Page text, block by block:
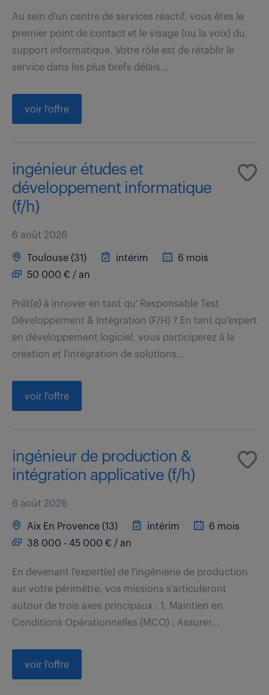
Au sein d'un centre de services réactif, vous êtes le
premier point de contact et le visage (ou la voix) du
support informatique. Votre rôle est de rétablir le
service dans les plus brefs délais...
voir l'offre
ingénieur études et
développement informatique
(f/h)
6 août 2026
Toulouse (31) intérim
6 mois
50 000 € / an
Prêt(e) à innover en tant qu' Responsable Test
Développement & Intégration (F/H) ? En tant qu'expert
en développement logiciel, vous participerez à la
création et l'intégration de solutions...
voir l'offre
ingénieur de production &
intégration applicative (f/h)
6 août 2026
Aix En Provence (13) intérim
6 mois
38 000 - 45 000 € / an
En devenant l'expert(e) de l'ingénierie de production
sur votre périmètre, vos missions s'articuleront
autour de trois axes principaux : 1. Maintien en
Conditions Opérationnelles (MCO) : Assurer...
voir l'offre